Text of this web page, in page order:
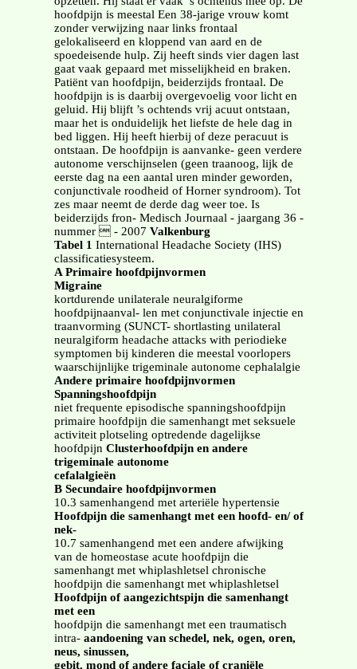
hoofdpijn is meestal Een 38-jarige vrouw komt
zonder verwijzing naar links frontaal
gelokaliseerd en kloppend van aard en de
spoedeisende hulp. Zij heeft sinds vier dagen last
gaat vaak gepaard met misselijkheid en braken.
Patiënt van hoofdpijn, beiderzijds frontaal. De
hoofdpijn is is daarbij overgevoelig voor licht en
geluid. Hij blijft ’s ochtends vrij acuut ontstaan,
maar het is onduidelijk het liefste de hele dag in
bed liggen. Hij heeft hierbij of deze peracuut is
ontstaan. De hoofdpijn is aanvanke- geen verdere
autonome verschijnselen (geen traanoog, lijk de
eerste dag na een aantal uren minder geworden,
conjunctivale roodheid of Horner syndroom). Tot
zes maar neemt de derde dag weer toe. Is
beiderzijds fron- Medisch Journaal - jaargang 36 -
nummer  - 2007 Valkenburg
Tabel 1 International Headache Society (IHS)
classificatiesysteem.
A Primaire hoofdpijnvormen
Migraine
kortdurende unilaterale neuralgiforme
hoofdpijnaanval- len met conjunctivale injectie en
traanvorming (SUNCT- shortlasting unilateral
neuralgiform headache attacks with periodieke
symptomen bij kinderen die meestal voorlopers
waarschijnlijke trigeminale autonome cephalalgie
Andere primaire hoofdpijnvormen
Spanningshoofdpijn
niet frequente episodische spanningshoofdpijn
primaire hoofdpijn die samenhangt met seksuele
activiteit plotseling optredende dagelijkse
hoofdpijn Clusterhoofdpijn en andere
trigeminale autonome
cefalalgieën
B Secundaire hoofdpijnvormen
10.3 samenhangend met arteriële hypertensie
Hoofdpijn die samenhangt met een hoofd- en/ of
nek-
10.7 samenhangend met een andere afwijking
van de homeostase acute hoofdpijn die
samenhangt met whiplashletsel chronische
hoofdpijn die samenhangt met whiplashletsel
Hoofdpijn of aangezichtspijn die samenhangt
met een
hoofdpijn die samenhangt met een traumatisch
intra- aandoening van schedel, nek, ogen, oren,
neus, sinussen,
gebit, mond of andere faciale of craniële